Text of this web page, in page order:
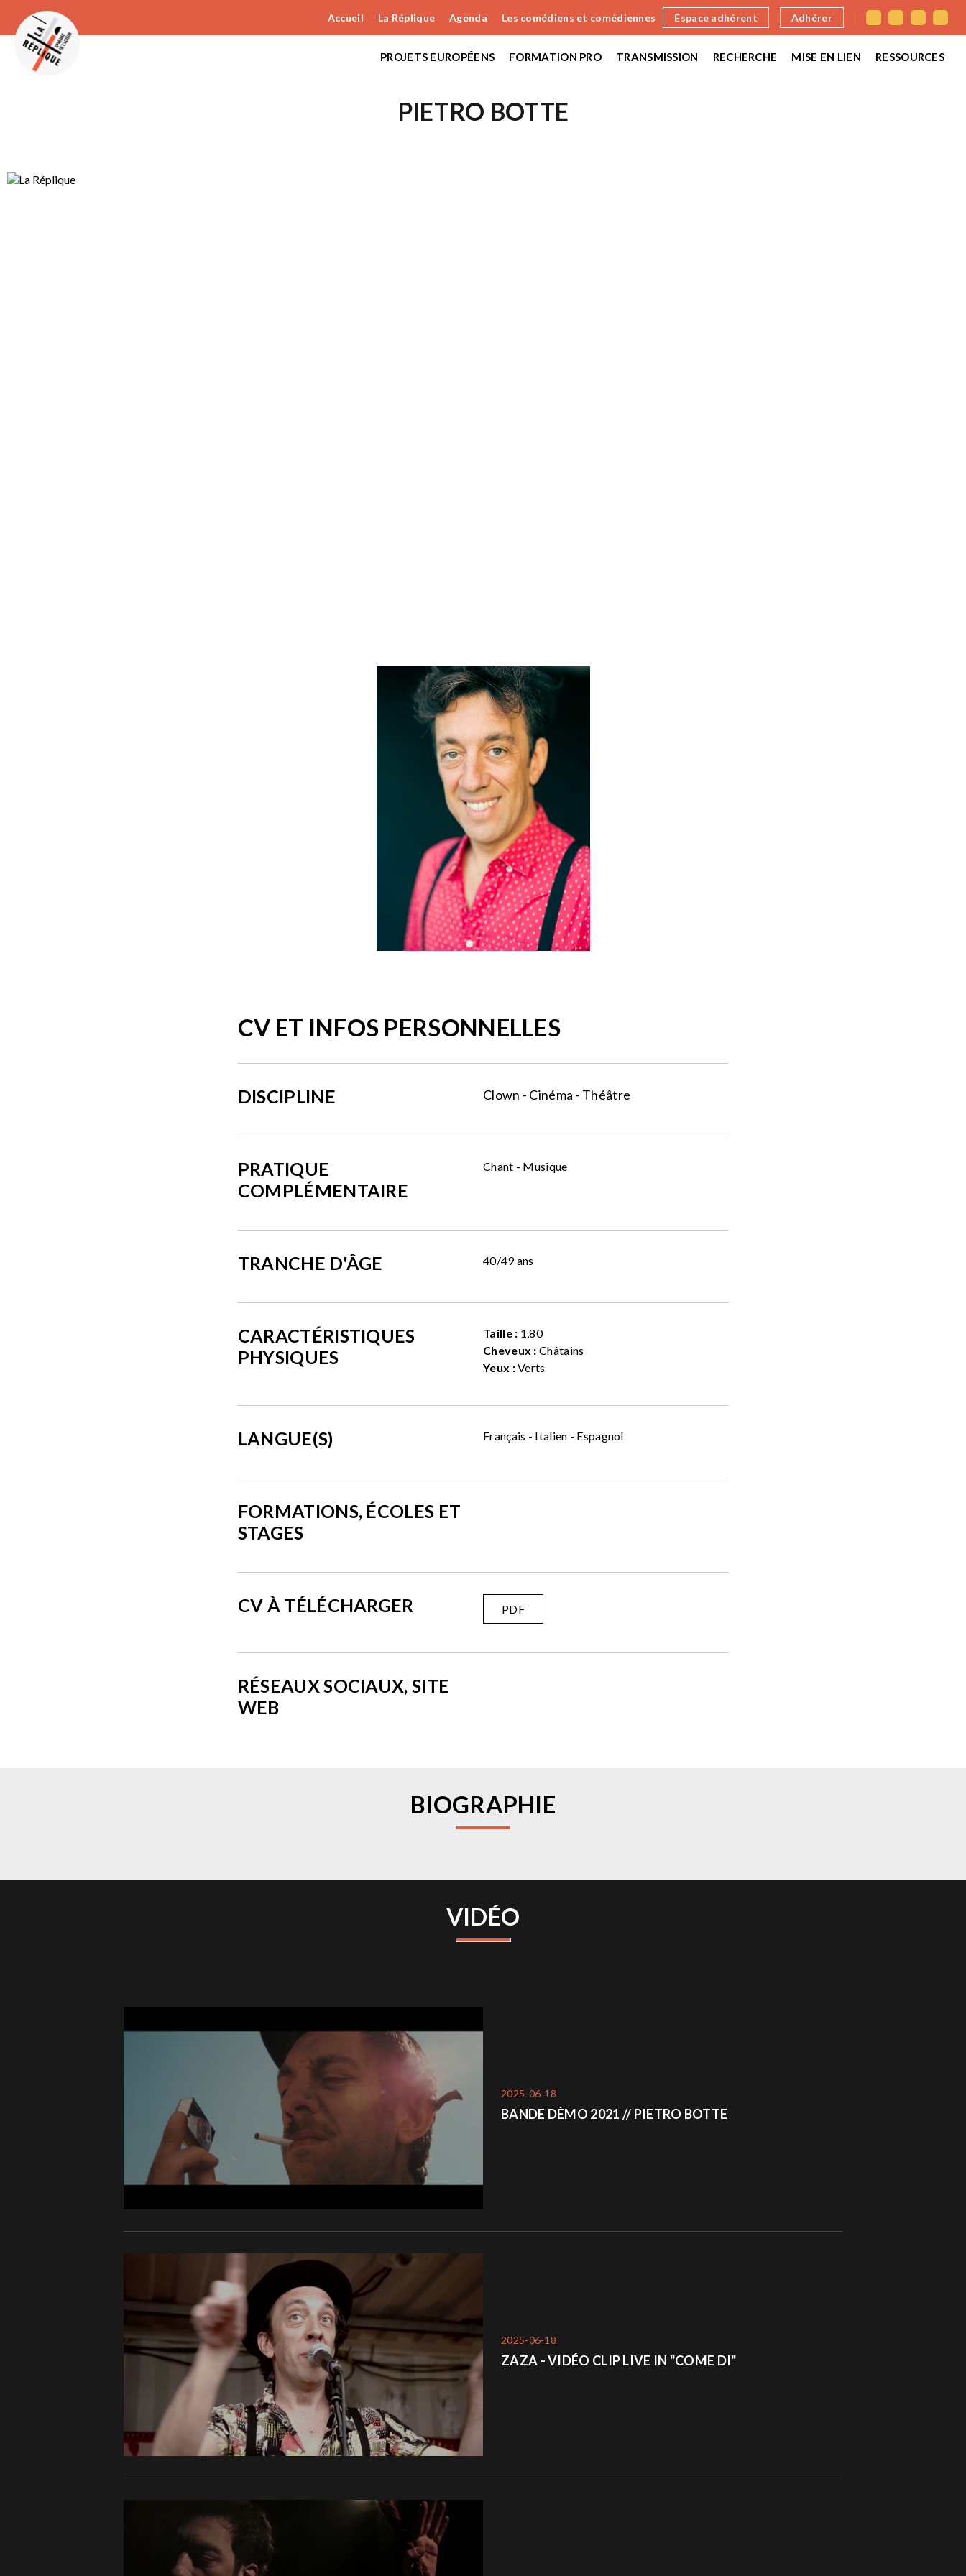
Accueil La Réplique Agenda Les comédiens et comédiennes Espace adhérent Adhérer
PROJETS EUROPÉENS FORMATION PRO TRANSMISSION RECHERCHE MISE EN LIEN RESSOURCES
PIETRO BOTTE
CV ET INFOS PERSONNELLES
DISCIPLINE Clown - Cinéma - Théâtre
PRATIQUE
COMPLÉMENTAIRE
Chant - Musique
TRANCHE D'ÂGE 40/49 ans
CARACTÉRISTIQUES
PHYSIQUES
Taille : 1,80
Cheveux : Châtains
Yeux :Verts
LANGUE(S) Français - Italien - Espagnol
FORMATIONS, ÉCOLES ET
STAGES
CV À TÉLÉCHARGER PDF
RÉSEAUX SOCIAUX, SITE
WEB
BIOGRAPHIE
VIDÉO
2025-06-18
BANDE DÉMO 2021 // PIETRO BOTTE
2025-06-18
ZAZA - VIDÉO CLIP LIVE IN "COME DI"